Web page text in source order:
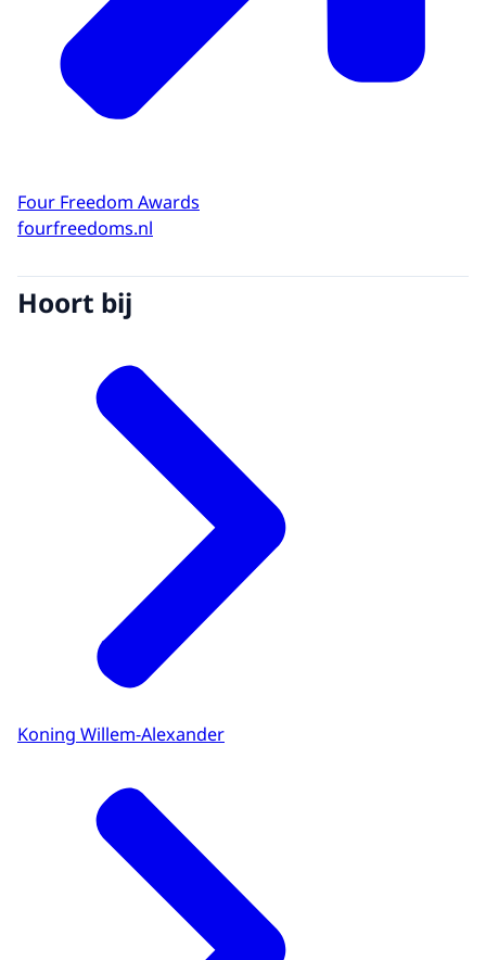
Four Freedom Awards
fourfreedoms.nl
Hoort bij
Koning Willem-Alexander